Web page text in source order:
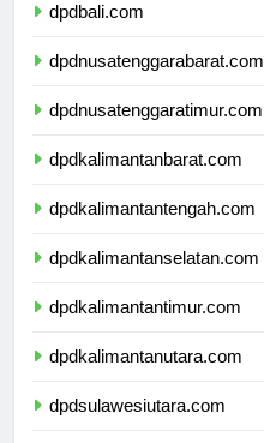
dpdbali.com
dpdnusatenggarabarat.com
dpdnusatenggaratimur.com
dpdkalimantanbarat.com
dpdkalimantantengah.com
dpdkalimantanselatan.com
dpdkalimantantimur.com
dpdkalimantanutara.com
dpdsulawesiutara.com